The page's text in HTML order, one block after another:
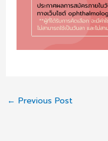
← Previous Post